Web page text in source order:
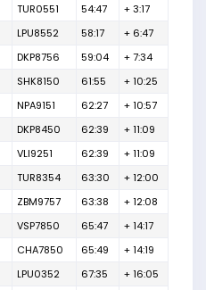
TUR0551 54:47
+ 3:17
LPU8552 58:17
+ 6:47
DKP8756 59:04
+ 7:34
SHK8150 61:55
+ 10:25
NPA9151 62:27
+ 10:57
DKP8450 62:39
+ 11:09
VLI9251 62:39
+ 11:09
TUR8354 63:30
+ 12:00
ZBM9757 63:38
+ 12:08
VSP7850 65:47
+ 14:17
CHA7850 65:49
+ 14:19
LPU0352 67:35
+ 16:05